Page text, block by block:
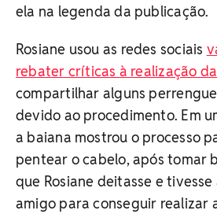
ela na legenda da publicação.
Rosiane usou as redes sociais
rebater críticas à realização
compartilhar alguns
devido ao procedimento. Em
a baiana mostrou o processo
pentear o cabelo, após tomar
que Rosiane deitasse e
amigo para conseguir realizar